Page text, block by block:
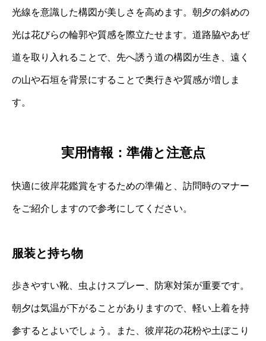
光線を意識した構図が美しさを高めます。朝夕の斜めの
光は花びらの輪郭や質感を際立たせます。道路脇やあぜ
道を取り入れることで、先へ誘う道の構図が生き、遠く
の山や石垣を背景にすることで奥行きや質感が増しま
す。
実用情報：準備と注意点
快適に彼岸花鑑賞をするための準備と、訪問時のマナー
をご紹介しますので参考にしてください。
服装と持ち物
歩きやすい靴、虫よけスプレー、防寒対策が重要です。
朝夕は気温が下がることがありますので、軽い上着を持
参するとよいでしょう。また、彼岸花の花粉や土ぼこり